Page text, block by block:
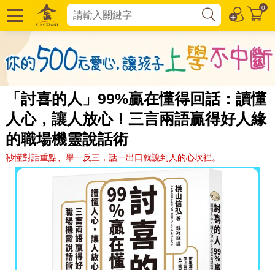
0
「討喜的人」99%贏在懂得回話：讀懂
人心，讓人放心！三言兩語贏得好人緣
的職場機靈說話術
秒懂對話重點、舉一反三，話一出口就說到人的心坎裡。